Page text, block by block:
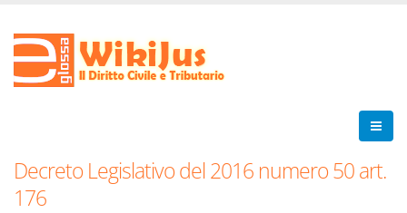
Decreto Legislativo del 2016 numero 50 art.
176